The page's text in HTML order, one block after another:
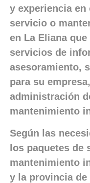
y experiencia
servicio o
en La Eliana
servicios de
asesoramiento,
para su
administración
mantenimiento
Según las
los paquetes de
mantenimiento
y la provincia de